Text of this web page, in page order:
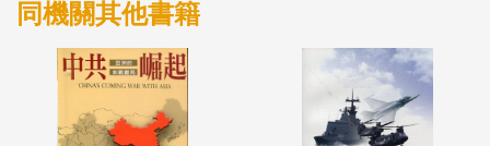
同機關其他書籍